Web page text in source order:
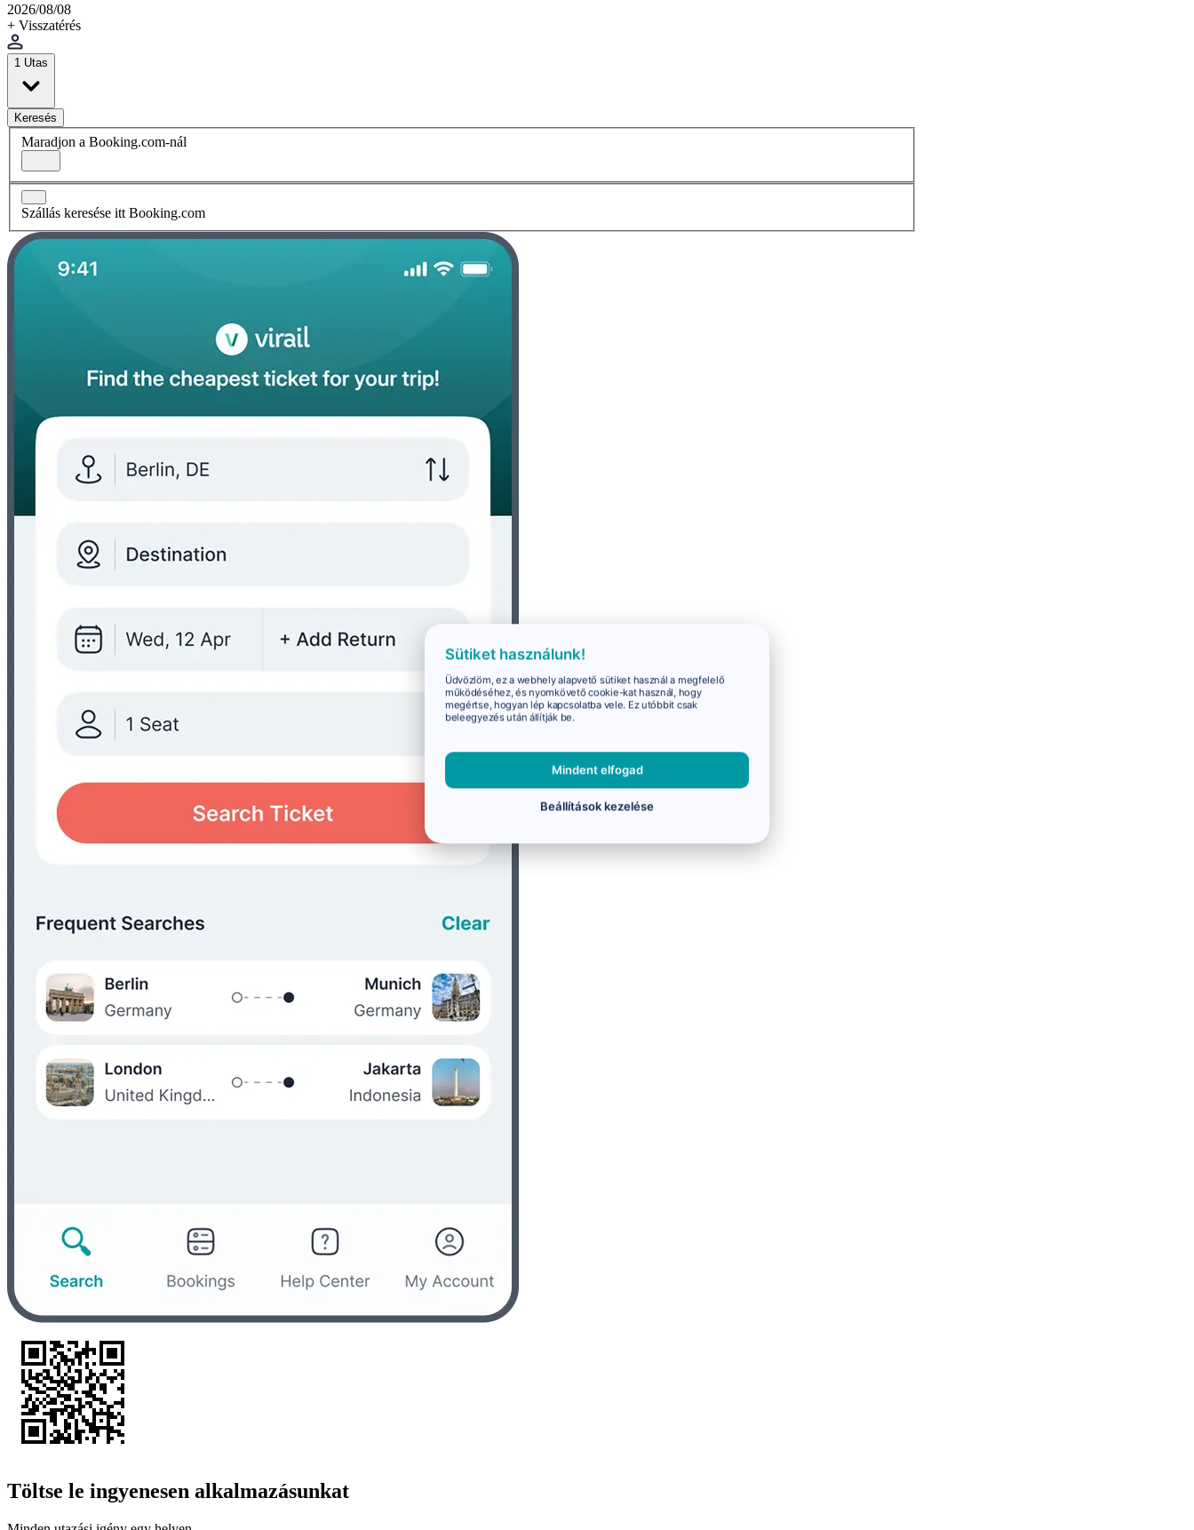
2026/08/08
+ Visszatérés
1 Utas
Keresés
Maradjon a Booking.com-nál
Szállás keresése itt Booking.com
Töltse le ingyenesen alkalmazásunkat
Sütiket használunk!
Üdvözlöm, ez a webhely alapvető sütiket használ a megfelelő
működéséhez, és nyomkövető cookie-kat használ, hogy
megértse, hogyan lép kapcsolatba vele. Ez utóbbit csak
beleegyezés után állítják be.
Mindent elfogad
Beállítások kezelése